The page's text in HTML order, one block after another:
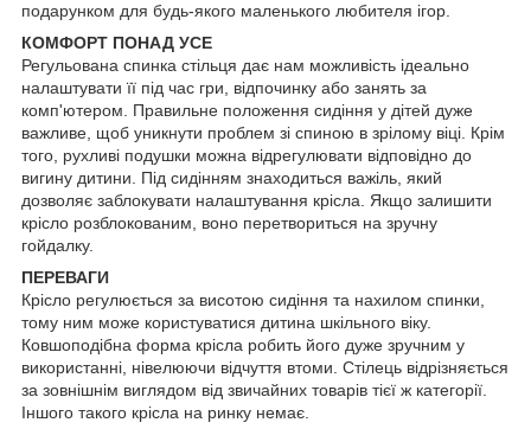
подарунком для будь-якого маленького любителя ігор.
КОМФОРТ ПОНАД УСЕ
Регульована спинка стільця дає нам можливість ідеально
налаштувати її під час гри, відпочинку або занять за
комп'ютером. Правильне положення сидіння у дітей дуже
важливе, щоб уникнути проблем зі спиною в зрілому віці. Крім
того, рухливі подушки можна відрегулювати відповідно до
вигину дитини. Під сидінням знаходиться важіль, який
дозволяє заблокувати налаштування крісла. Якщо залишити
крісло розблокованим, воно перетвориться на зручну
гойдалку.
ПЕРЕВАГИ
Крісло регулюється за висотою сидіння та нахилом спинки,
тому ним може користуватися дитина шкільного віку.
Ковшоподібна форма крісла робить його дуже зручним у
використанні, нівелюючи відчуття втоми. Стілець відрізняється
за зовнішнім виглядом від звичайних товарів тієї ж категорії.
Іншого такого крісла на ринку немає.